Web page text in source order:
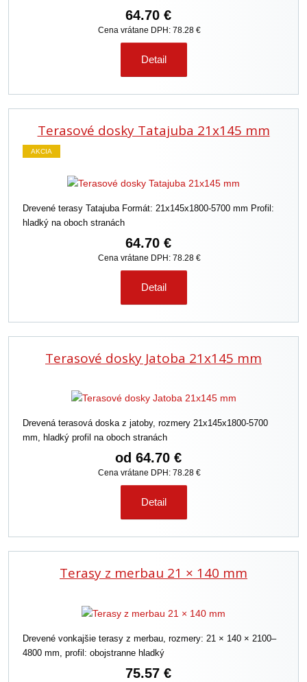
64.70 €
Cena vrátane DPH: 78.28 €
Detail
Terasové dosky Tatajuba 21x145 mm
AKCIA
Drevené terasy Tatajuba Formát: 21x145x1800-5700 mm Profil:
hladký na oboch stranách
64.70 €
Cena vrátane DPH: 78.28 €
Detail
Terasové dosky Jatoba 21x145 mm
Drevená terasová doska z jatoby, rozmery 21x145x1800-5700
mm, hladký profil na oboch stranách
od 64.70 €
Cena vrátane DPH: 78.28 €
Detail
Terasy z merbau 21 × 140 mm
Drevené vonkajšie terasy z merbau, rozmery: 21 × 140 × 2100–
4800 mm, profil: obojstranne hladký
75.57 €